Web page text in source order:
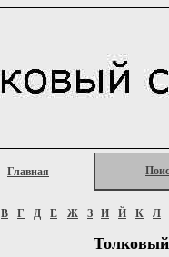
Главная
В Г Д Е Ж З И Й К Л